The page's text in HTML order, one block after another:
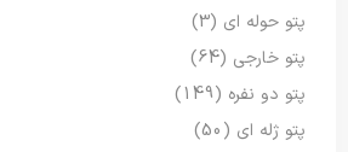
پتو حوله ای (3)
پتو خارجی (64)
پتو دو نفره (149)
پتو ژله ای (50)